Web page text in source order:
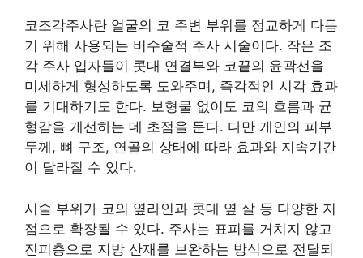
코조각주사란 얼굴의 코 주변 부위를 정교하게 다듬
기 위해 사용되는 비수술적 주사 시술이다. 작은 조
각 주사 입자들이 콧대 연결부와 코끝의 윤곽선을
미세하게 형성하도록 도와주며, 즉각적인 시각 효과
를 기대하기도 한다. 보형물 없이도 코의 흐름과 균
형감을 개선하는 데 초점을 둔다. 다만 개인의 피부
두께, 뼈 구조, 연골의 상태에 따라 효과와 지속기간
이 달라질 수 있다.
시술 부위가 코의 옆라인과 콧대 옆 살 등 다양한 지
점으로 확장될 수 있다. 주사는 표피를 거치지 않고
진피층으로 지방 산재를 보완하는 방식으로 전달되